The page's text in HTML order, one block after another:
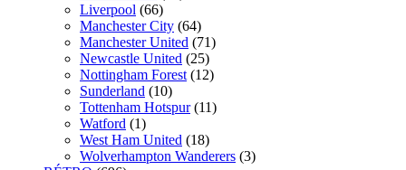
Liverpool (66)
Manchester City (64)
Manchester United (71)
Newcastle United (25)
Nottingham Forest (12)
Sunderland (10)
Tottenham Hotspur (11)
Watford (1)
West Ham United (18)
Wolverhampton Wanderers (3)